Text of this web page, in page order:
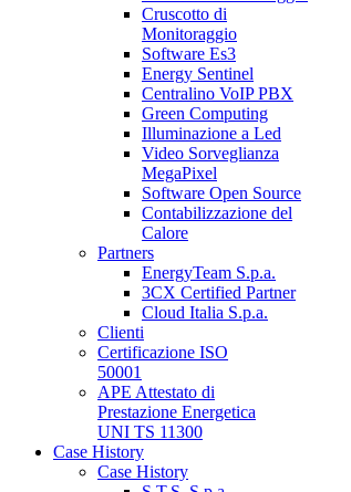
Cruscotto di
Monitoraggio
Software Es3
Energy Sentinel
Centralino VoIP PBX
Green Computing
Illuminazione a Led
Video Sorveglianza
MegaPixel
Software Open Source
Contabilizzazione del
Calore
Partners
EnergyTeam S.p.a.
3CX Certified Partner
Cloud Italia S.p.a.
Clienti
Certificazione ISO
50001
APE Attestato di
Prestazione Energetica
UNI TS 11300
Case History
Case History